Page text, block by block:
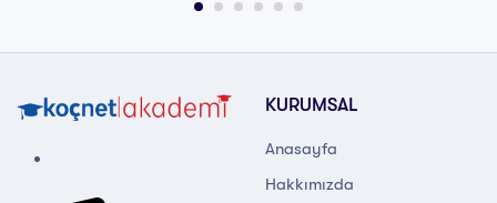
KURUMSAL
Anasayfa
Hakkımızda